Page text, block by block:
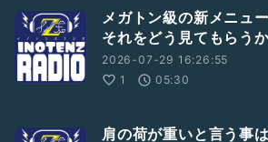
メガトン級の新メニュー
それをどう見てもらう
2026-07-29 16:26:55
1
05:30
肩の荷が重いと言う事